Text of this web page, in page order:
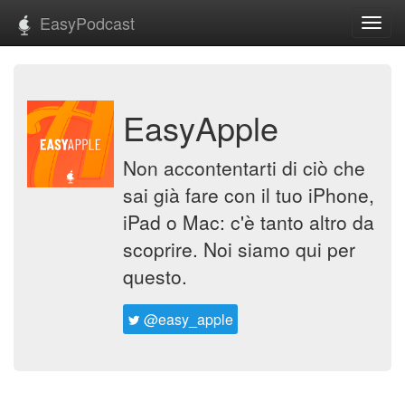
EasyPodcast
EasyApple
Non accontentarti di ciò che
sai già fare con il tuo iPhone,
iPad o Mac: c'è tanto altro da
scoprire. Noi siamo qui per
questo.
@easy_apple